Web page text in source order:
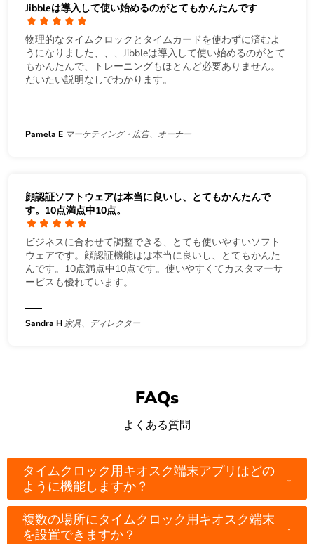
Jibbleは導入して使い始めるのがとてもかんたんです
物理的なタイムクロックとタイムカードを使わずに済むよ
うになりました、、、Jibbleは導入して使い始めるのがとて
もかんたんで、トレーニングもほとんど必要ありません。
だいたい説明なしでわかります。
Pamela E マーケティング・広告、オーナー
顔認証ソフトウェアは本当に良いし、とてもかんたんで
す。10点満点中10点。
ビジネスに合わせて調整できる、とても使いやすいソフト
ウェアです。顔認証機能はは本当に良いし、とてもかんた
んです。10点満点中10点です。使いやすくてカスタマーサ
ービスも優れています。
Sandra H 家具、ディレクター
FAQs
よくある質問
タイムクロック用キオスク端末アプリはどの
ように機能しますか？
↓
複数の場所にタイムクロック用キオスク端末
を設置できますか？
↓